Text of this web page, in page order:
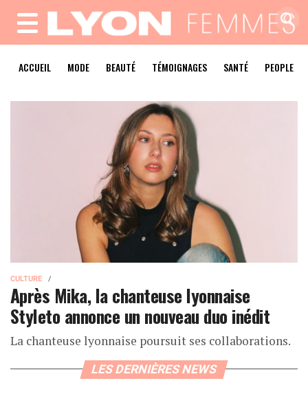
MENU
ACCUEIL MODE BEAUTÉ TÉMOIGNAGES SANTÉ PEOPLE
CULTURE
Après Mika, la chanteuse lyonnaise
Styleto annonce un nouveau duo inédit
La chanteuse lyonnaise poursuit ses collaborations.
LES DERNIÈRES NEWS